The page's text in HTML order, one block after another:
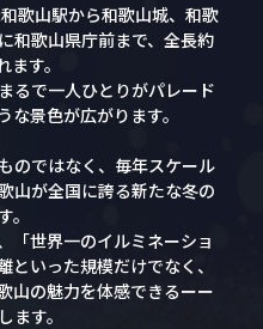
歌山駅から和歌山城、和歌
和歌山県庁前まで、全長約
す。
るで一人ひとりがパレード
景色が広がります。
のではなく、毎年スケール
山が全国に誇る新たな冬の
「世界一のイルミネーショ
いった規模だけでなく、
山の魅力を体感できるーー
ます。